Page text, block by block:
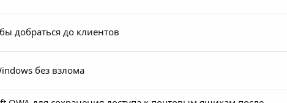
добраться до клиентов
без взлома